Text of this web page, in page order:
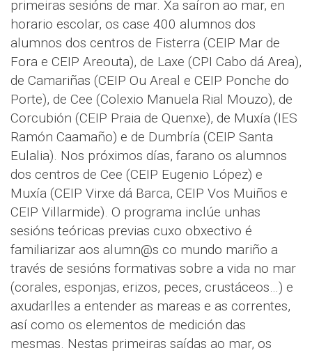
primeiras sesións de mar. Xa saíron ao mar, en
horario escolar, os case 400 alumnos dos
alumnos dos centros de Fisterra (CEIP Mar de
Fora e CEIP Areouta), de Laxe (CPI Cabo dá Area),
de Camariñas (CEIP Ou Areal e CEIP Ponche do
Porte), de Cee (Colexio Manuela Rial Mouzo), de
Corcubión (CEIP Praia de Quenxe), de Muxía (IES
Ramón Caamaño) e de Dumbría (CEIP Santa
Eulalia). Nos próximos días, farano os alumnos
dos centros de Cee (CEIP Eugenio López) e
Muxía (CEIP Virxe dá Barca, CEIP Vos Muiños e
CEIP Villarmide). O programa inclúe unhas
sesións teóricas previas cuxo obxectivo é
familiarizar aos alumn@s co mundo mariño a
través de sesións formativas sobre a vida no mar
(corales, esponjas, erizos, peces, crustáceos…) e
axudarlles a entender as mareas e as correntes,
así como os elementos de medición das
mesmas. Nestas primeiras saídas ao mar, os